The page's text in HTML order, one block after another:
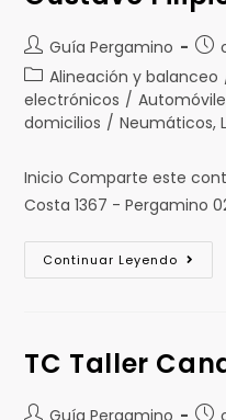
Guía Pergamino
Alineación y balanceo
electrónicos /
domicilios / Neumáticos,
Inicio Comparte este
Costa 1367 - Pergamino
Continuar Leyendo
TC Taller